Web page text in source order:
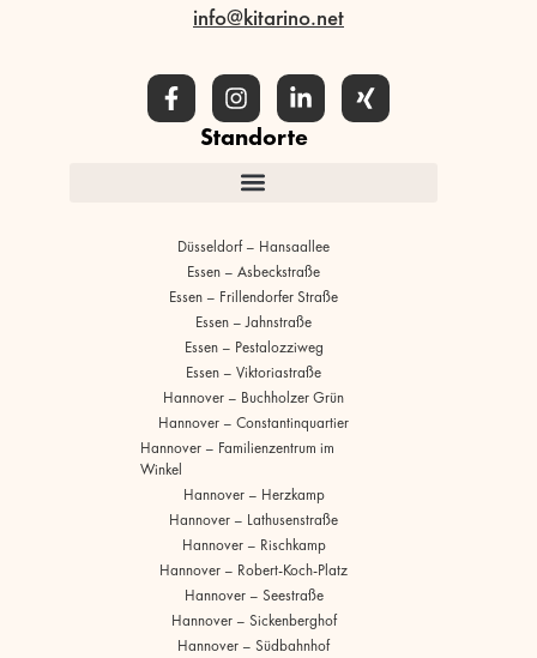
info@kitarino.net
Standorte
Düsseldorf – Hansaallee
Essen – Asbeckstraße
Essen – Frillendorfer Straße
Essen – Jahnstraße
Essen – Pestalozziweg
Essen – Viktoriastraße
Hannover – Buchholzer Grün
Hannover – Constantinquartier
Hannover – Familienzentrum im
Winkel
Hannover – Herzkamp
Hannover – Lathusenstraße
Hannover – Rischkamp
Hannover – Robert-Koch-Platz
Hannover – Seestraße
Hannover – Sickenberghof
Hannover – Südbahnhof